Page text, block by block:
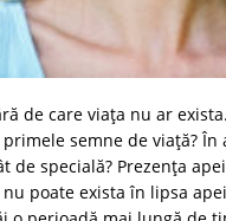
de care viața nu ar
semne de viață? În
de specială? Prezența
poate exista în lipsa